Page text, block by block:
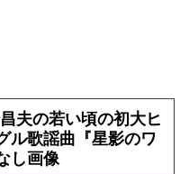
夫の若い頃の初大ヒ
ル歌謡曲『星影のワ
し画像